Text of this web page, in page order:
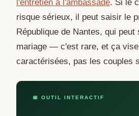
l'entretien à l'ambassade. Si le
risque sérieux, il peut saisir le
République de Nantes, qui peut
mariage — c'est rare, et ça
caractérisées, pas les couples
📅 OUTIL INTERACTIF